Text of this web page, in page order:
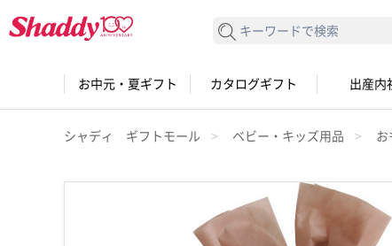
検索する
お中元・夏ギフト カタログギフト 出産内
シャディ ギフトモール ベビー・キッズ用品 お